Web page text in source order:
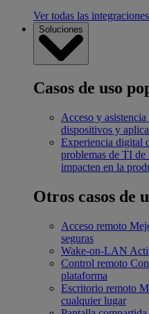
Ver todas las integraciones
Soluciones
Casos de uso
Acceso y asistencia
dispositivos y
Experiencia digital
problemas de TI de
impacten en la
Otros casos de
Acceso remoto
seguras
Wake-on-LAN
Control remoto
plataforma
Escritorio remoto
cualquier lugar